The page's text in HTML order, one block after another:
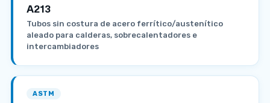
A213
Tubos sin costura de acero ferrítico/austenítico
aleado para calderas, sobrecalentadores e
intercambiadores
ASTM